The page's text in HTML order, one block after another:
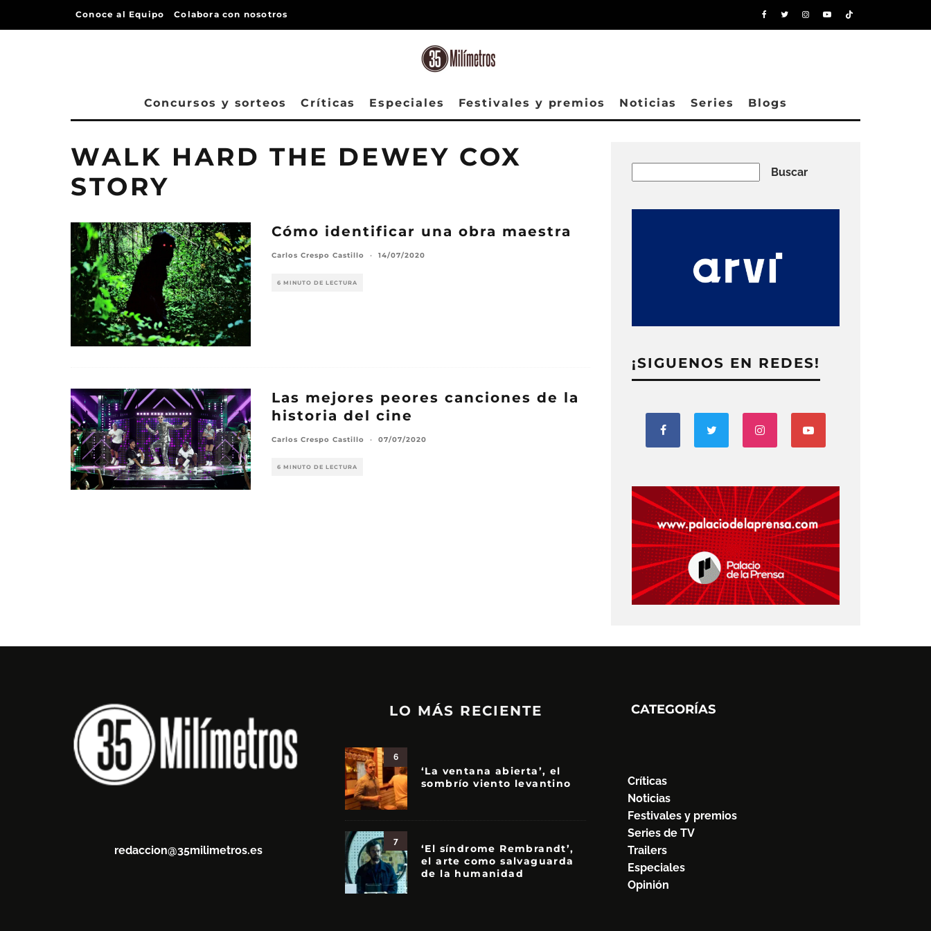
Conoce al Equipo Colabora con nosotros
Concursos y sorteos Críticas Especiales Festivales y premios Noticias Series Blogs
WALK HARD THE DEWEY COX
STORY
Cómo identificar una obra maestra
Carlos Crespo Castillo · 14/07/2020
6 MINUTO DE LECTURA
Las mejores peores canciones de la
historia del cine
Carlos Crespo Castillo · 07/07/2020
6 MINUTO DE LECTURA
Buscar
¡SIGUENOS EN REDES!
redaccion@35milimetros.es
LO MÁS RECIENTE
6
‘La ventana abierta’, el
sombrío viento levantino
7
‘El síndrome Rembrandt’,
el arte como salvaguarda
de la humanidad
CATEGORÍAS
Críticas
Noticias
Festivales y premios
Series de TV
Trailers
Especiales
Opinión